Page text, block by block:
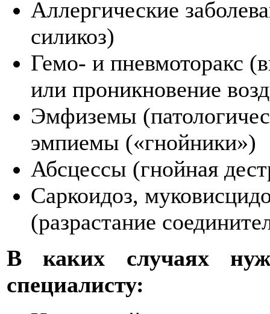
Аллергические
силикоз)
Гемо- и пневмоторакс
или проникновение
Эмфиземы
эмпиемы («гнойники»)
Абсцессы (гнойная
Саркоидоз,
(разрастание
В каких случаях
специалисту: